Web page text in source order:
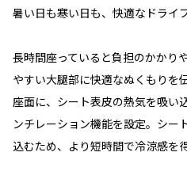
暑い日も寒い日も、快適なドライブ
長時間座っていると負担のかかり
やすい大腿部に快適なぬくもりを
座面に、シート表皮の熱気を吸い
ンチレーション機能を設定。シー
込むため、より短時間で冷涼感を